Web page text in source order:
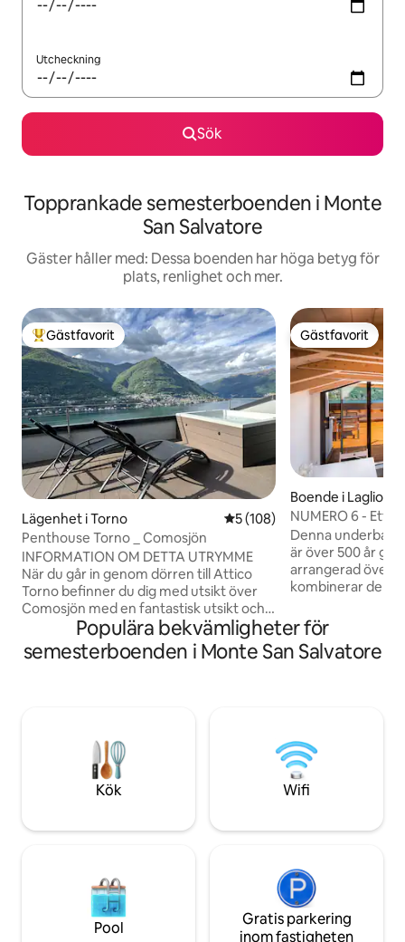
Utcheckning
Sök
Topprankade semesterboenden i Monte
San Salvatore
Gäster håller med: Dessa boenden har höga betyg för
plats, renlighet och mer.
Populär gästfavorit
Gästfavorit
Lägenhet i Torno 5 av 5 i genomsnittligt
5 (108)
Penthouse Torno _ Comosjön
INFORMATION OM DETTA UTRYMME
När du går in genom dörren till Attico
Torno befinner du dig med utsikt över
Comosjön med en fantastisk utsikt och
känslan av att kunna röra den med
fingrarna. De suggestiva reflektionerna
som skapas av bergen som speglas på
många ljus från husen mittemot, vilket
kommer att skapa en romantisk och
avkopplande atmosfär för en
oförglömlig semester.
Gästfavorit
Gästfavorit
Boende i Laglio
NUMERO 6 - Ett
Comosjön, Italien.
Denna underbara
är över 500 år
arrangerad över
kombinerar de
moderna sovrum
på vattnet
översta våningen
dricka, lokala
strand och gott
Populära bekvämligheter för
semesterboenden i Monte San Salvatore
Kök Wifi
Pool
Gratis parkering
inom fastigheten